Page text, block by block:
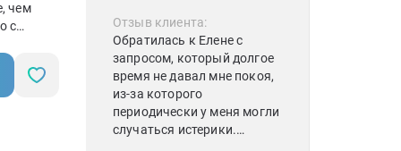
чем
с
переработка с помощью
движений глаз (ДПДГ /
EMDR)
Отзыв клиента:
Обратилась к Елене с
запросом, который долгое
время не давал мне покоя,
из-за которого
периодически у меня могли
случаться истерики.